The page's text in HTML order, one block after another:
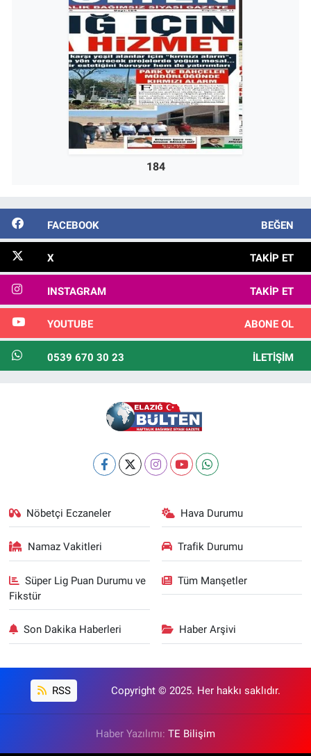
184
FACEBOOK BEĞEN
X TAKIP ET
INSTAGRAM TAKIP ET
YOUTUBE ABONE OL
0539 670 30 23 İLETIŞIM
Nöbetçi Eczaneler Hava Durumu
Namaz Vakitleri Trafik Durumu
Süper Lig Puan Durumu ve
Fikstür
Tüm Manşetler
Son Dakika Haberleri Haber Arşivi
RSS Copyright © 2025. Her hakkı saklıdır.
Haber Yazılımı: TE Bilişim